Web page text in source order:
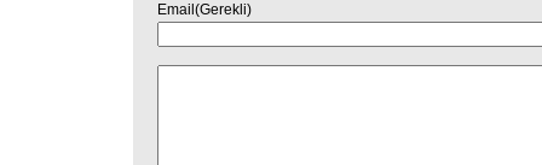
Email(Gerekli)